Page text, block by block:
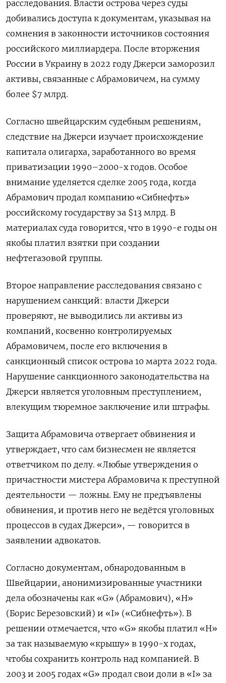
расследования. Власти острова через суды
добивались доступа к документам, указывая на
сомнения в законности источников состояния
российского миллиардера. После вторжения
России в Украину в 2022 году Джерси заморозил
активы, связанные с Абрамовичем, на сумму
более $7 млрд.
Согласно швейцарским судебным решениям,
следствие на Джерси изучает происхождение
капитала олигарха, заработанного во время
приватизации 1990–2000-х годов. Особое
внимание уделяется сделке 2005 года, когда
Абрамович продал компанию «Сибнефть»
российскому государству за $13 млрд. В
материалах суда говорится, что в 1990-е годы он
якобы платил взятки при создании
нефтегазовой группы.
Второе направление расследования связано с
нарушением санкций: власти Джерси
проверяют, не выводились ли активы из
компаний, косвенно контролируемых
Абрамовичем, после его включения в
санкционный список острова 10 марта 2022 года.
Нарушение санкционного законодательства на
Джерси является уголовным преступлением,
влекущим тюремное заключение или штрафы.
Защита Абрамовича отвергает обвинения и
утверждает, что сам бизнесмен не является
ответчиком по делу. «Любые утверждения о
причастности мистера Абрамовича к преступной
деятельности — ложны. Ему не предъявлены
обвинения, и против него не ведётся уголовных
процессов в судах Джерси», — говорится в
заявлении адвокатов.
Согласно документам, обнародованным в
Швейцарии, анонимизированные участники
дела обозначены как «G» (Абрамович), «H»
(Борис Березовский) и «I» («Сибнефть»). В
решении отмечается, что «G» якобы платил «H»
за так называемую «крышу» в 1990-х годах,
чтобы сохранить контроль над компанией. В
2003 и 2005 годах «G» продал свои доли в «I» за